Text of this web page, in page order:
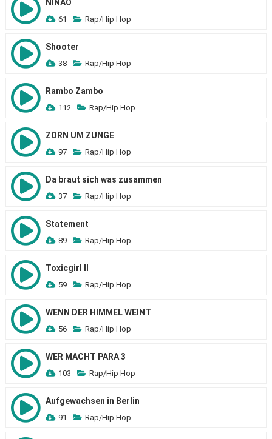
NINAO
61 Rap/Hip Hop
Shooter
38 Rap/Hip Hop
Rambo Zambo
112 Rap/Hip Hop
ZORN UM ZUNGE
97 Rap/Hip Hop
Da braut sich was zusammen
37 Rap/Hip Hop
Statement
89 Rap/Hip Hop
Toxicgirl II
59 Rap/Hip Hop
WENN DER HIMMEL WEINT
56 Rap/Hip Hop
WER MACHT PARA 3
103 Rap/Hip Hop
Aufgewachsen in Berlin
91 Rap/Hip Hop